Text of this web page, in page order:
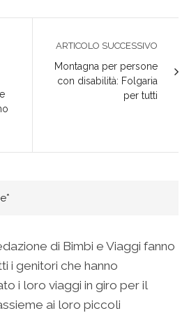
ARTICOLO SUCCESSIVO
Montagna per persone
con disabilità: Folgaria
per tutti
di Bimbi e Viaggi fanno
i genitori che hanno
i loro viaggi in giro per il
ai loro piccoli